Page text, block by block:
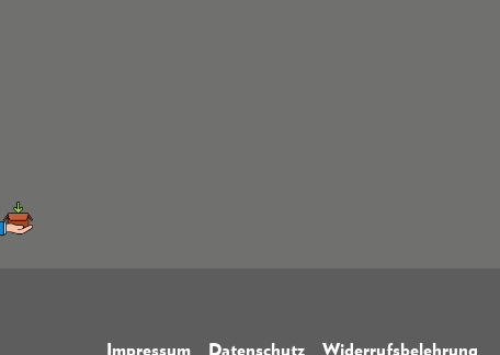
Impressum Datenschutz Widerrufsbelehrung